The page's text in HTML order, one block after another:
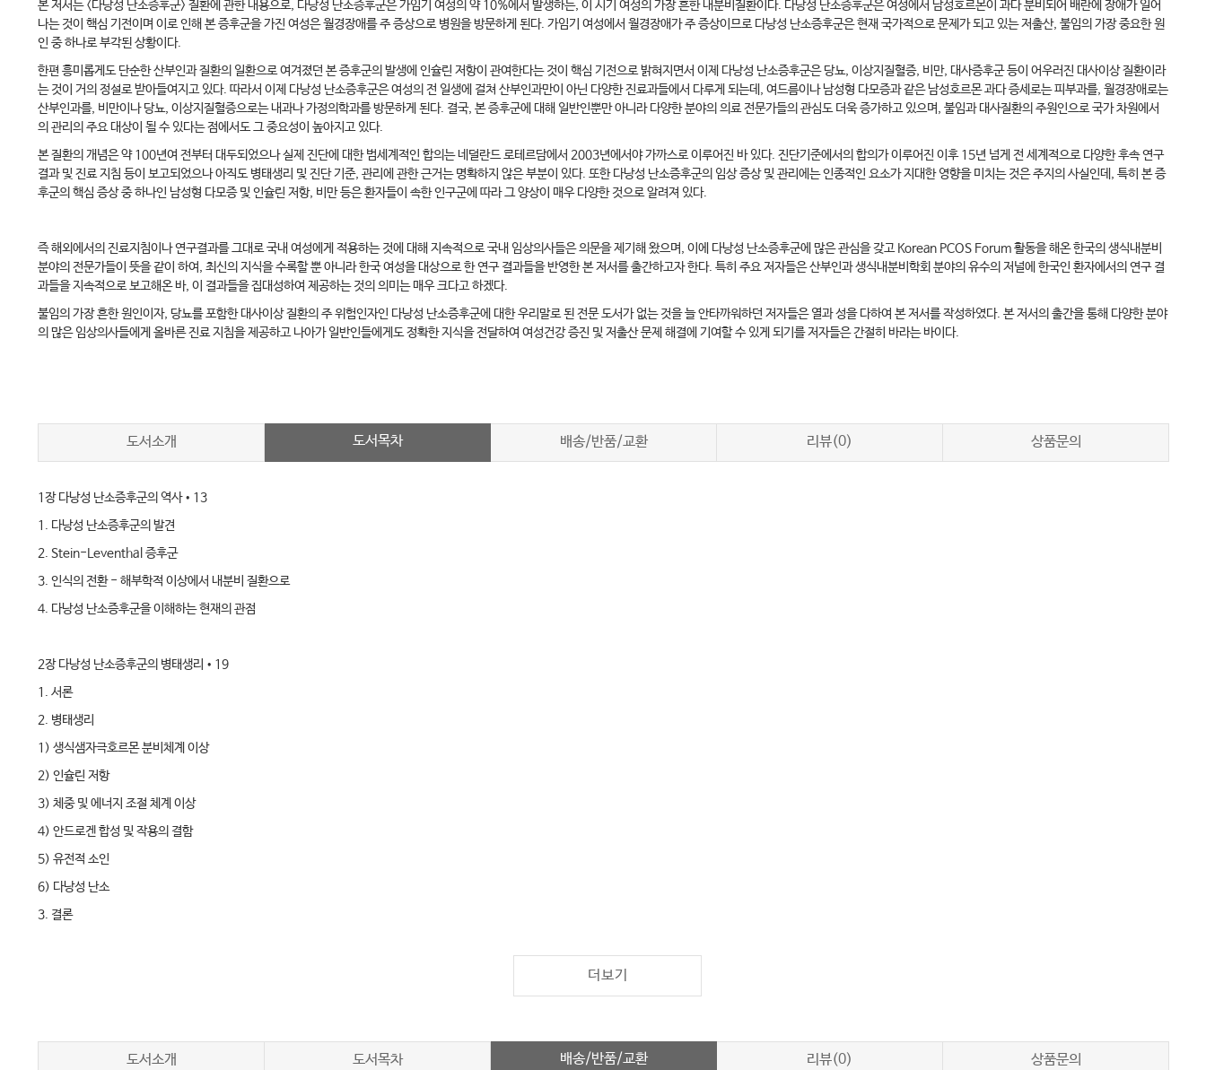
본 저서는 <다낭성 난소증후군> 질환에 관한 내용으로, 다낭성 난소증후군은 가임기 여성의 약 10%에서 발생하는, 이 시기 여성의 가장 흔한 내분비질환이다. 다낭성 난소증후군은 여성에서 남성호르몬이 과다 분비되어 배란에 장애가 일어
나는 것이 핵심 기전이며 이로 인해 본 증후군을 가진 여성은 월경장애를 주 증상으로 병원을 방문하게 된다. 가임기 여성에서 월경장애가 주 증상이므로 다낭성 난소증후군은 현재 국가적으로 문제가 되고 있는 저출산, 불임의 가장 중요한 원
인 중 하나로 부각된 상황이다.
한편 흥미롭게도 단순한 산부인과 질환의 일환으로 여겨졌던 본 증후군의 발생에 인슐린 저항이 관여한다는 것이 핵심 기전으로 밝혀지면서 이제 다낭성 난소증후군은 당뇨, 이상지질혈증, 비만, 대사증후군 등이 어우러진 대사이상 질환이라
는 것이 거의 정설로 받아들여지고 있다. 따라서 이제 다낭성 난소증후군은 여성의 전 일생에 걸쳐 산부인과만이 아닌 다양한 진료과들에서 다루게 되는데, 여드름이나 남성형 다모증과 같은 남성호르몬 과다 증세로는 피부과를, 월경장애로는
산부인과를, 비만이나 당뇨, 이상지질혈증으로는 내과나 가정의학과를 방문하게 된다. 결국, 본 증후군에 대해 일반인뿐만 아니라 다양한 분야의 의료 전문가들의 관심도 더욱 증가하고 있으며, 불임과 대사질환의 주원인으로 국가 차원에서
의 관리의 주요 대상이 될 수 있다는 점에서도 그 중요성이 높아지고 있다.
본 질환의 개념은 약 100년여 전부터 대두되었으나 실제 진단에 대한 범세계적인 합의는 네덜란드 로테르담에서 2003년에서야 가까스로 이루어진 바 있다. 진단기준에서의 합의가 이루어진 이후 15년 넘게 전 세계적으로 다양한 후속 연구
결과 및 진료 지침 등이 보고되었으나 아직도 병태생리 및 진단 기준, 관리에 관한 근거는 명확하지 않은 부분이 있다. 또한 다낭성 난소증후군의 임상 증상 및 관리에는 인종적인 요소가 지대한 영향을 미치는 것은 주지의 사실인데, 특히 본 증
후군의 핵심 증상 중 하나인 남성형 다모증 및 인슐린 저항, 비만 등은 환자들이 속한 인구군에 따라 그 양상이 매우 다양한 것으로 알려져 있다.
즉 해외에서의 진료지침이나 연구결과를 그대로 국내 여성에게 적용하는 것에 대해 지속적으로 국내 임상의사들은 의문을 제기해 왔으며, 이에 다낭성 난소증후군에 많은 관심을 갖고 Korean PCOS Forum 활동을 해온 한국의 생식내분비
분야의 전문가들이 뜻을 같이 하여, 최신의 지식을 수록할 뿐 아니라 한국 여성을 대상으로 한 연구 결과들을 반영한 본 저서를 출간하고자 한다. 특히 주요 저자들은 산부인과 생식내분비학회 분야의 유수의 저널에 한국인 환자에서의 연구 결
과들을 지속적으로 보고해온 바, 이 결과들을 집대성하여 제공하는 것의 의미는 매우 크다고 하겠다.
불임의 가장 흔한 원인이자, 당뇨를 포함한 대사이상 질환의 주 위험인자인 다낭성 난소증후군에 대한 우리말로 된 전문 도서가 없는 것을 늘 안타까워하던 저자들은 열과 성을 다하여 본 저서를 작성하였다. 본 저서의 출간을 통해 다양한 분야
의 많은 임상의사들에게 올바른 진료 지침을 제공하고 나아가 일반인들에게도 정확한 지식을 전달하여 여성건강 증진 및 저출산 문제 해결에 기여할 수 있게 되기를 저자들은 간절히 바라는 바이다.
도서소개 도서목차 배송/반품/교환 리뷰(0) 상품문의
1장 다낭성 난소증후군의 역사•13
1. 다낭성 난소증후군의 발견
2. Stein-Leventhal 증후군
3. 인식의 전환 - 해부학적 이상에서 내분비 질환으로
4. 다낭성 난소증후군을 이해하는 현재의 관점
2장 다낭성 난소증후군의 병태생리•19
1. 서론
2. 병태생리
1) 생식샘자극호르몬 분비체계 이상
2) 인슐린 저항
3) 체중 및 에너지 조절 체계 이상
4) 안드로겐 합성 및 작용의 결함
5) 유전적 소인
6) 다낭성 난소
3. 결론
더보기
도서소개 도서목차 배송/반품/교환 리뷰(0) 상품문의